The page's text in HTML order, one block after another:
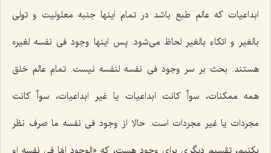
ابداعیات كه عالم طبع باشد در تمام اینها جنبه معلولیت و تولى
بالغیر و اتكاء بالغیر لحاظ مى‌شود. پس اینها وجود فى نفسه لغیره
هستند. بحث بر سر وجود فى نفسه لنفسه نیست. تمام عالم خلق
همه ممكنات، سواٌ كانت ابداعیات یا غیر ابداعیات، سواٌ كانت
مجردات یا غیر مجردات است. حالا از وجود فى نفسه ما صرف نظر